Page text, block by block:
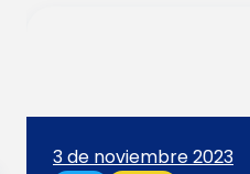
3 de noviembre 2023